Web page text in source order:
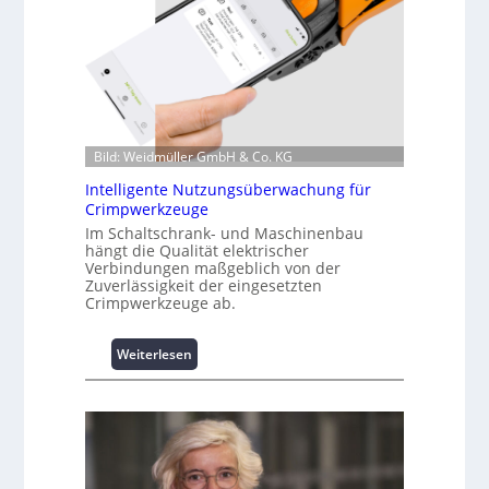
o
t
i
o
n
z
u
m
L
a
s
t
i
z
e
n
m
Bild: Weidmüller GmbH & Co. KG
Intelligente Nutzungsüberwachung für
Crimpwerkzeuge
Im Schaltschrank- und Maschinenbau
hängt die Qualität elektrischer
Verbindungen maßgeblich von der
Zuverlässigkeit der eingesetzten
Crimpwerkzeuge ab.
Weiterlesen
I
t
e
l
l